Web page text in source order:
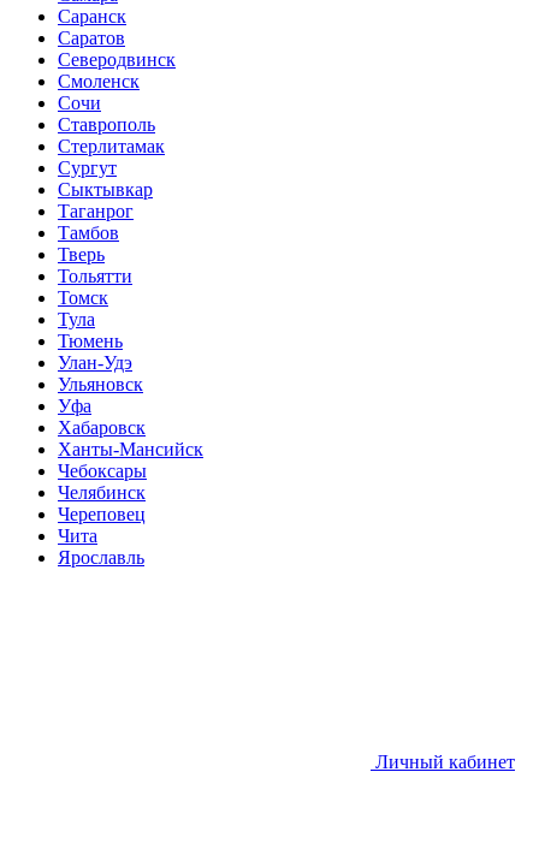
Саранск
Саратов
Северодвинск
Смоленск
Сочи
Ставрополь
Стерлитамак
Сургут
Сыктывкар
Таганрог
Тамбов
Тверь
Тольятти
Томск
Тула
Тюмень
Улан-Удэ
Ульяновск
Уфа
Хабаровск
Ханты-Мансийск
Чебоксары
Челябинск
Череповец
Чита
Ярославль
Личный кабинет